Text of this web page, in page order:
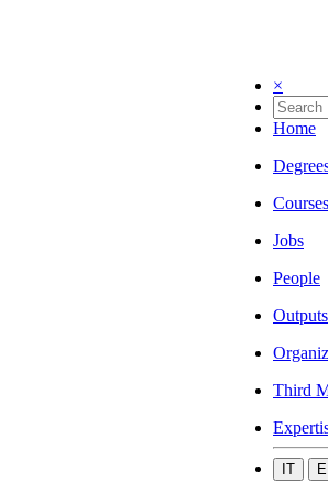
×
Home
Courses
Jobs
People
Outputs
Third
IT